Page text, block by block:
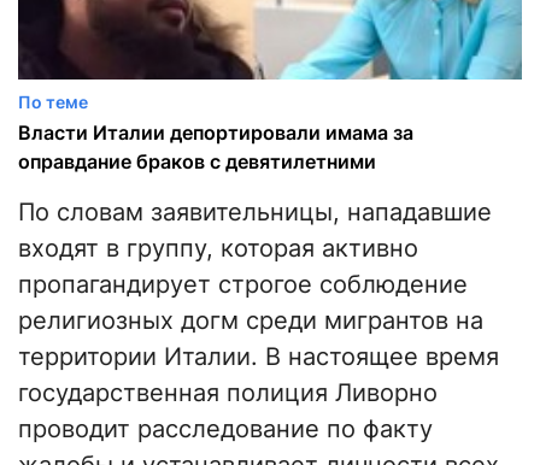
По теме
Власти Италии депортировали имама за
оправдание браков с девятилетними
По словам заявительницы, нападавшие
входят в группу, которая активно
пропагандирует строгое соблюдение
религиозных догм среди мигрантов на
территории Италии. В настоящее время
государственная полиция Ливорно
проводит расследование по факту